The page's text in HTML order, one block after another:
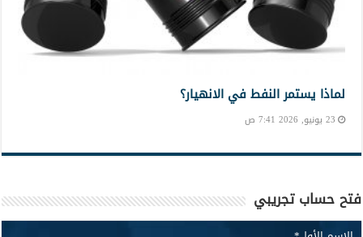
لماذا يستمر النفط في الانهيار؟
23 يونيو, 2026 7:41 ص
فتح حساب تجريبي